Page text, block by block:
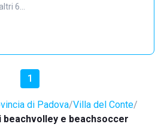
6…
1
di Padova Villa del Conte
beachvolley e beachsoccer